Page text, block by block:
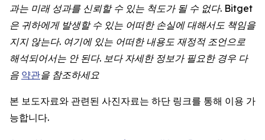
과는 미래 성과를 신뢰할 수 있는 척도가 될 수 없다. Bitget
은 귀하에게 발생할 수 있는 어떠한 손실에 대해서도 책임을
지지 않는다. 여기에 있는 어떠한 내용도 재정적 조언으로
해석되어서는 안 된다. 보다 자세한 정보가 필요한 경우 다
음 약관을 참조하세요
본 보도자료와 관련된 사진자료는 하단 링크를 통해 이용 가
능합니다.